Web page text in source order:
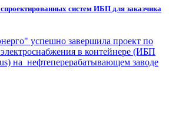
систем ИБП для заказчика
успешно завершила проект по
в контейнере (ИБП
на нефтеперерабатывающем заводе